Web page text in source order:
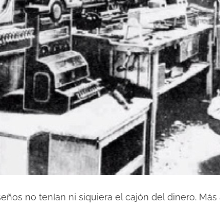
no tenían ni siquiera el cajón del dinero.